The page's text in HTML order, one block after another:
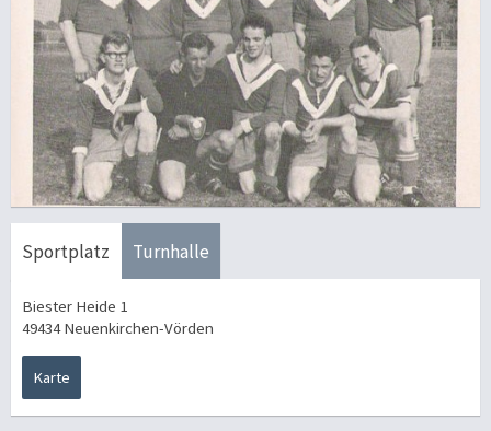
Sportplatz Turnhalle
Biester Heide 1
49434 Neuenkirchen-Vörden
Karte